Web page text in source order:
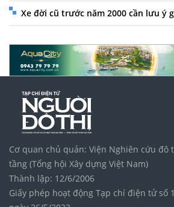
Xe đời cũ trước năm 2000 cần lưu ý
Cơ quan chủ quản: Viện Nghiên cứu đô
tầng (Tổng hội Xây dựng Việt Nam)
Thành lập: 12/6/2006
Giấy phép hoạt động Tạp chí điện tử số